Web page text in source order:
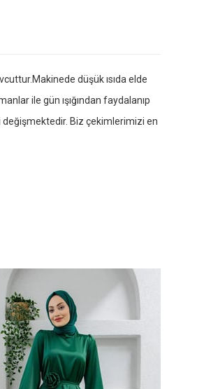
düşük ısıda elde
ile gün ışığından faydalanıp
değişmektedir. Biz çekimlerimizi en